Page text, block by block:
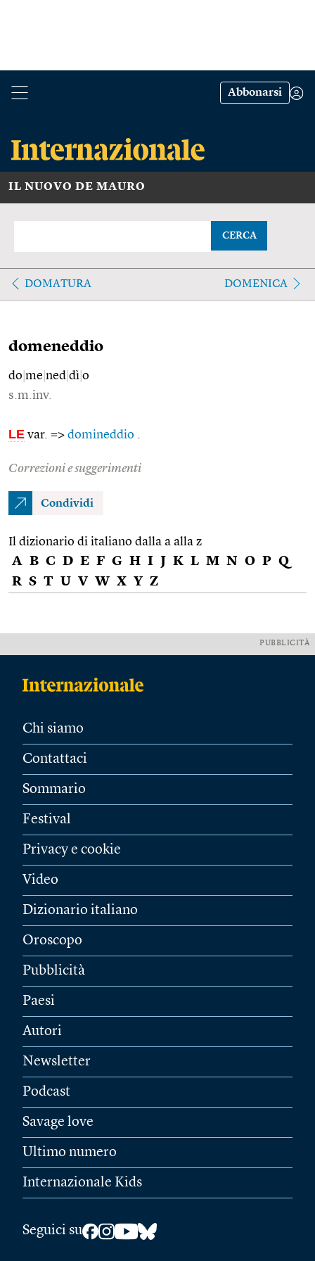
Abbonarsi
IL NUOVO DE MAURO
CERCA
DOMATURA DOMENICA
domeneddio
do me ned dì o
s.m.inv.
LE var. => domineddio
Correzioni e suggerimenti
Condividi
Il dizionario di italiano dalla a alla z
A B C D E F G H I J K L M N O P Q
R S T U V W X Y Z
PUBBLICITÀ
Chi siamo
Contattaci
Sommario
Festival
Privacy e cookie
Video
Dizionario italiano
Oroscopo
Pubblicità
Paesi
Autori
Newsletter
Podcast
Savage love
Ultimo numero
Internazionale Kids
Seguici su